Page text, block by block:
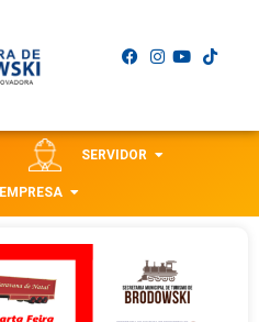
SERVIDOR
EMPRESA